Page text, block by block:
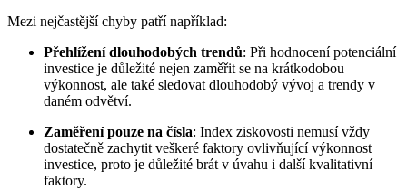
Mezi nejčastější chyby patří například:
Přehlížení dlouhodobých trendů: Při hodnocení potenciální
investice je důležité nejen zaměřit se na krátkodobou
výkonnost, ale také sledovat dlouhodobý vývoj a trendy v
daném odvětví.
Zaměření pouze na čísla: Index ziskovosti nemusí vždy
dostatečně zachytit veškeré faktory ovlivňující výkonnost
investice, proto je důležité brát v úvahu i další kvalitativní
faktory.